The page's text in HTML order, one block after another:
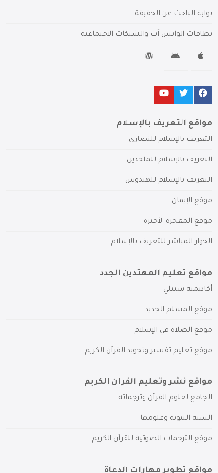
بوابة الباحث عن الحقيقة
بطاقات الواتس آب والشبكات الاجتماعية
مواقع التعريف بالإسلام
التعريف بالإسلام للنصارى
التعريف بالإسلام للملحدين
التعريف بالإسلام للهندوس
موقع الإيمان
موقع المعجزة الأخيرة
الحوار المباشر للتعريف بالإسلام
مواقع تعليم المهتدين الجدد
أكاديمية سبيلي
موقع المسلم الجديد
موقع الصلاة في الإسلام
موقع تعليم تفسير وتجويد القرآن الكريم
مواقع نشر وتعليم القرآن الكريم
الجامع لعلوم القرآن وترجماته
السنة النبوية وعلومها
موقع الترجمات الصوتية للقرآن الكريم
مواقع تطوير مهارات الدعاة